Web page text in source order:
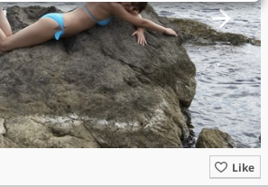
Like